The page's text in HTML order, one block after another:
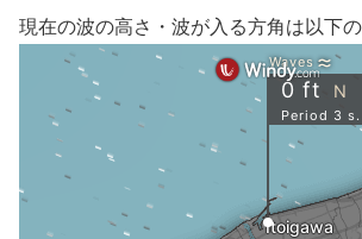
現在の波の高さ・波が入る方角は以下の